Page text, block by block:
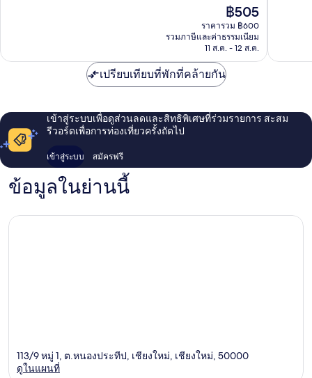
ราคา
ปัจจุบัน
คือ
฿505
฿505
ราคารวม ฿600
รวมภาษีและค่าธรรมเนียม
11 ส.ค. - 12 ส.ค.
เปรียบเทียบที่พักที่คล้ายกัน
เข้าสู่ระบบเพื่อดูส่วนลดและสิทธิพิเศษที่ร่วมรายการ สะสม
รีวอร์ดเพื่อการท่องเที่ยวครั้งถัดไป
เข้าสู่ระบบ สมัครฟรี
ข้อมูลในย่านนี้
113/9 หมู่ 1, ต.หนองประทีป, เชียงใหม่, เชียงใหม่, 50000
ดูในแผนที่